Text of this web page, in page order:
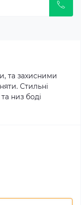
та захисними
Стильні
низ боді